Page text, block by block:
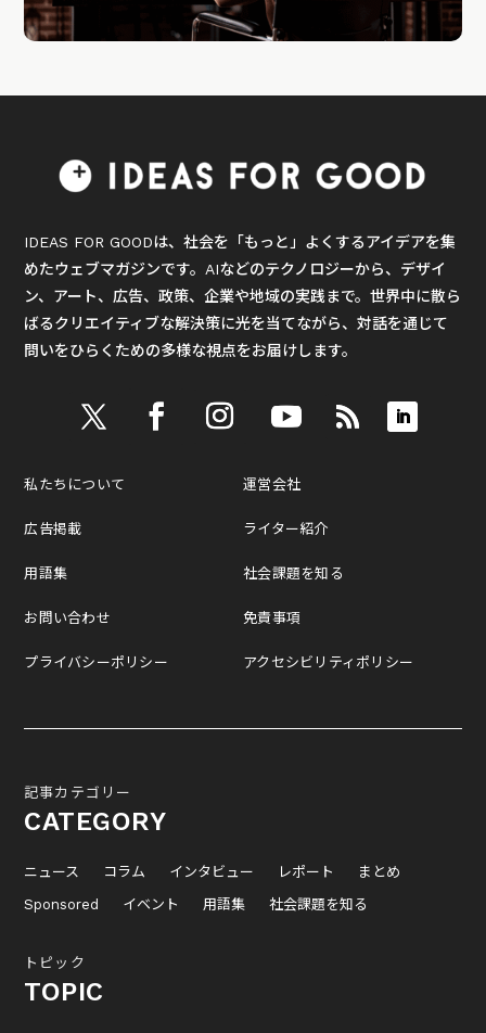
IDEAS FOR GOODは、社会を「もっと」よくするアイデアを集
めたウェブマガジンです。AIなどのテクノロジーから、デザイ
ン、アート、広告、政策、企業や地域の実践まで。世界中に散ら
ばるクリエイティブな解決策に光を当てながら、対話を通じて
問いをひらくための多様な視点をお届けします。
私たちについて
広告掲載
用語集
お問い合わせ
プライバシーポリシー
運営会社
ライター紹介
社会課題を知る
免責事項
アクセシビリティポリシー
記事カテゴリー
CATEGORY
ニュース コラム インタビュー レポート
まとめ
Sponsored
イベント 用語集 社会課題を知る
トピック
TOPIC